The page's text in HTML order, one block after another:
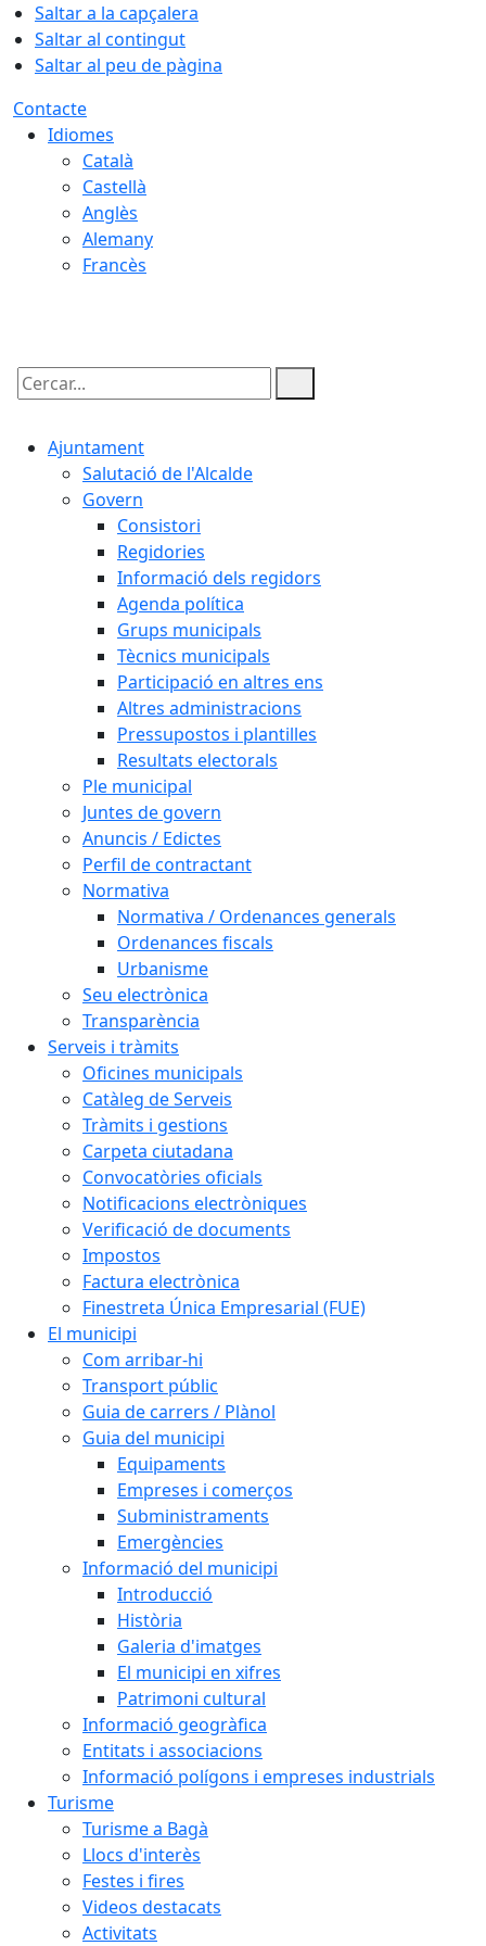
Saltar a la capçalera
Saltar al contingut
Saltar al peu de pàgina
Contacte
Idiomes
Català
Castellà
Anglès
Alemany
Francès
Cercar:
Ajuntament
Salutació de l'Alcalde
Govern
Consistori
Regidories
Informació dels regidors
Agenda política
Grups municipals
Tècnics municipals
Participació en altres ens
Altres administracions
Pressupostos i plantilles
Resultats electorals
Ple municipal
Juntes de govern
Anuncis / Edictes
Perfil de contractant
Normativa
Normativa / Ordenances generals
Ordenances fiscals
Urbanisme
Seu electrònica
Transparència
Serveis i tràmits
Oficines municipals
Catàleg de Serveis
Tràmits i gestions
Carpeta ciutadana
Convocatòries oficials
Notificacions electròniques
Verificació de documents
Impostos
Factura electrònica
Finestreta Única Empresarial (FUE)
El municipi
Com arribar-hi
Transport públic
Guia de carrers / Plànol
Guia del municipi
Equipaments
Empreses i comerços
Subministraments
Emergències
Informació del municipi
Introducció
Història
Galeria d'imatges
El municipi en xifres
Patrimoni cultural
Informació geogràfica
Entitats i associacions
Informació polígons i empreses industrials
Turisme
Turisme a Bagà
Llocs d'interès
Festes i fires
Videos destacats
Activitats